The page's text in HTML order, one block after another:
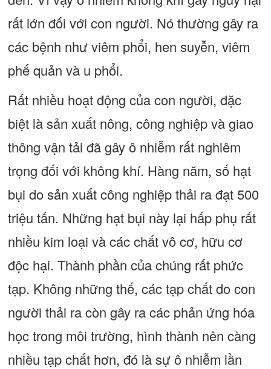
rất lớn đối với con người. Nó thường gây ra
các bệnh như viêm phổi, hen suyễn, viêm
phế quản và u phổi.
Rất nhiều hoạt động của con người, đặc
biệt là sản xuất nông, công nghiệp và giao
thông vận tải đã gây ô nhiễm rất nghiêm
trọng đối với không khí. Hàng năm, số hạt
bụi do sản xuất công nghiệp thải ra đạt 500
triệu tấn. Những hạt bụi này lại hấp phụ rất
nhiều kim loại và các chất vô cơ, hữu cơ
độc hại. Thành phần của chúng rất phức
tạp. Không những thế, các tạp chất do con
người thải ra còn gây ra các phản ứng hóa
học trong môi trường, hình thành nên càng
nhiều tạp chất hơn, đó là sự ô nhiễm lần